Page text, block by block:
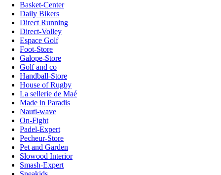
Basket-Center
Daily Bikers
Direct Running
Direct-Volley
Espace Golf
Foot-Store
Galope-Store
Golf and co
Handball-Store
House of Rugby
La sellerie de Maé
Made in Paradis
Nauti-wave
On-Fight
Padel-Expert
Pecheur-Store
Pet and Garden
Slowood Interior
Smash-Expert